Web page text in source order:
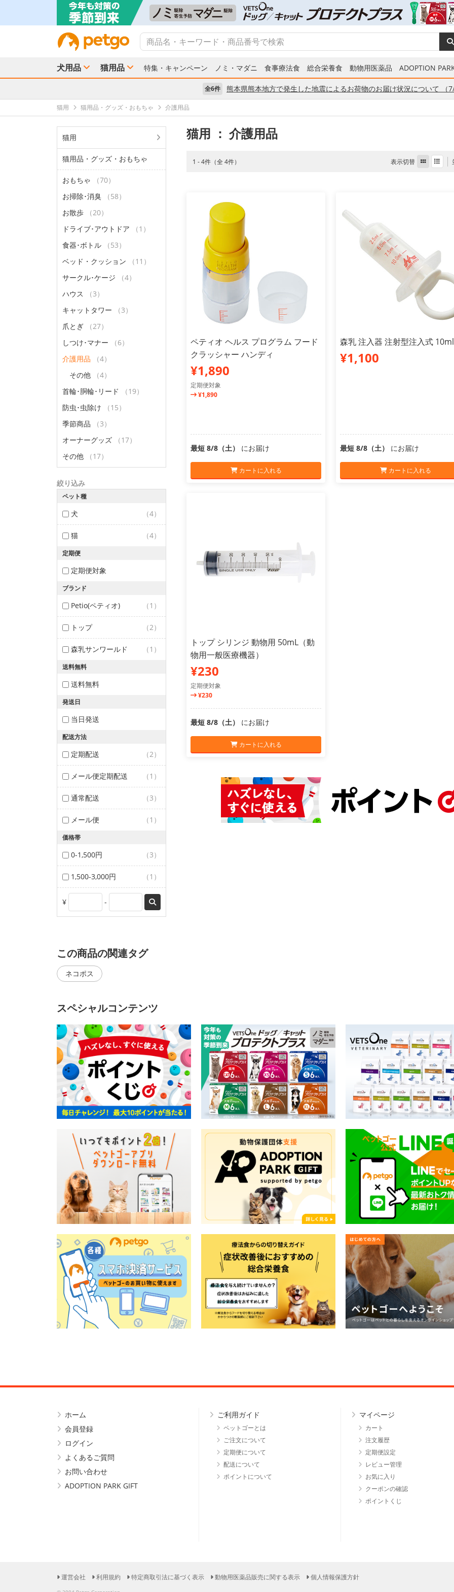
犬用品 猫用品 特集・キャンペーン ノミ・マダニ 食事療法食 総合栄養食 動物用医薬品 ADOPTION
全6件 熊本県熊本地方で発生した地震によるお荷物のお届け状況について （7/
猫用 猫用品・グッズ・おもちゃ 介護用品
猫用
猫用品・グッズ・おもちゃ
おもちゃ
（70）
お掃除･消臭
（58）
お散歩
（20）
ドライブ･アウトドア
（1）
食器･ボトル
（53）
ベッド・クッション
（11）
サークル･ケージ
（4）
ハウス
（3）
キャットタワー
（3）
爪とぎ
（27）
しつけ･マナー
（6）
介護用品
（4）
その他
（4）
首輪･胴輪･リード
（19）
防虫･虫除け
（15）
季節商品
（3）
オーナーグッズ
（17）
その他
（17）
絞り込み
ペット種
犬 （4）
猫 （4）
定期便
定期便対象
ブランド
Petio(ペティオ) （1）
トップ （2）
森乳サンワールド （1）
送料無料
送料無料
発送日
当日発送
配送方法
定期配送 （2）
メール便定期配送 （1）
通常配送 （3）
メール便 （1）
価格帯
0-1,500円 （3）
1,500-3,000円 （1）
¥ -
猫用 ： 介護用品
1 - 4件（全 4件） 表示切替
ペティオ ヘルス プログラム フード
クラッシャー ハンディ
¥1,890
定期便対象
¥1,890
最短 8/8（土） にお届け
カートに入れる
森乳 注入器 注射型注入式 10ml
¥1,100
最短 8/8（土） にお届け
カートに入れる
トップ シリンジ 動物用 50mL（動
物用一般医療機器）
¥230
定期便対象
¥230
最短 8/8（土） にお届け
カートに入れる
この商品の関連タグ
ネコポス
スペシャルコンテンツ
ホーム
会員登録
ログイン
よくあるご質問
お問い合わせ
ADOPTION PARK GIFT
ご利用ガイド
ペットゴーとは
ご注文について
定期便について
配送について
ポイントについて
マイページ
カート
注文履歴
定期便設定
レビュー管理
お気に入り
クーポンの確認
ポイントくじ
運営会社 利用規約 特定商取引法に基づく表示 動物用医薬品販売に関する表示 個人情報保護方針